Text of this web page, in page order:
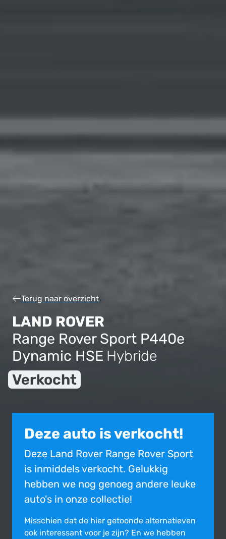
Terug naar overzicht
LAND ROVER
Range Rover Sport P440e
Dynamic HSE Hybride
Verkocht
Deze auto is verkocht!
Deze Land Rover Range Rover Sport
is inmiddels verkocht. Gelukkig
hebben we nog genoeg andere leuke
auto's in onze collectie!
Misschien dat de hier getoonde alter­na­tie­ven
ook inte­res­sant voor je zijn? En we hebben